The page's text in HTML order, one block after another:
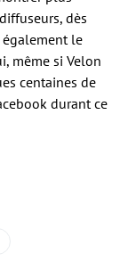
dès
également le
même si Velon
centaines de
durant ce